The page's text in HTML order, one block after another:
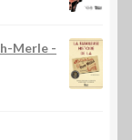
Merle -